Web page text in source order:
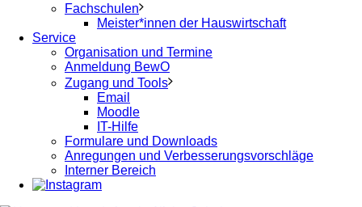
Fachschulen
Meister*innen der Hauswirtschaft
Service
Organisation und Termine
Anmeldung BewO
Zugang und Tools
Email
Moodle
IT-Hilfe
Formulare und Downloads
Anregungen und Verbesserungsvorschläge
Interner Bereich